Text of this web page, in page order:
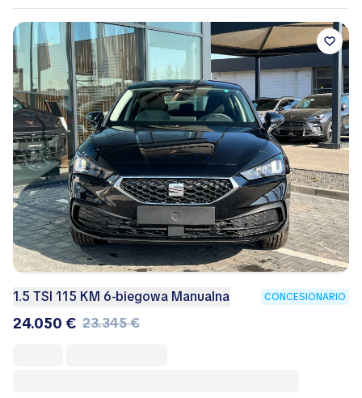
1.5 TSI 115 KM 6-biegowa Manualna CONCESIONARIO
24.050 € 23.345 €